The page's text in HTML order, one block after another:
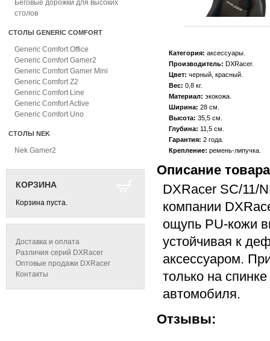
Беговые дорожки для высоких
столов
СТОЛЫ GENERIC COMFORT
Generic Comfort Office
Generic Comfort Gamer2
Generic Comfort Gamer Mini
Generic Comfort Z2
Generic Comfort Line
Generic Comfort Active
Generic Comfort Uno
СТОЛЫ NEK
Nek Gamer2
КОРЗИНА
Корзина пуста.
Доставка и оплата
Различия серий DXRacer
Оптовые продажи DXRacer
Контакты
Категория: аксессуары
Производитель: DXRacer
Цвет: черный, красный
Вес: 0,8 кг
Материал: экокожа
Ширина: 28 см
Высота: 35,5 см
Глубина: 11,5 см
Гарантия: 2 года
Крепление: ремень-липучка
Описание товара
DXRacer SC/11/
компании
ощупь PU-кожи
устойчивая к
аксессуаром.
только на
автомобиля.
Отзывы: